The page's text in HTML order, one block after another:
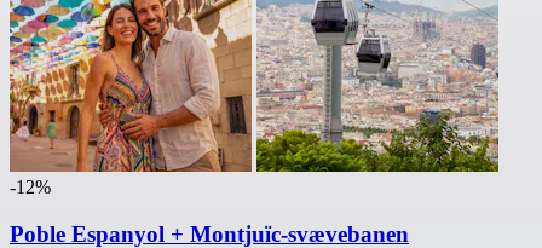
-12%
Poble Espanyol + Montjuïc-svævebanen